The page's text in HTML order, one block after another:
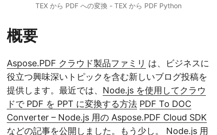
TEX から PDF への変換 - TEX から PDF Python
概要
Aspose.PDF クラウド製品ファミリ は、ビジネスに
役立つ興味深いトピックを含む新しいブログ投稿を
提供します。最近では、 Node.js を使用してクラウ
ドで PDF を PPT に変換する方法 PDF To DOC
Converter – Node.js 用の Aspose.PDF Cloud SDK
などの記事を公開しました。もう少し。 Node.js 用